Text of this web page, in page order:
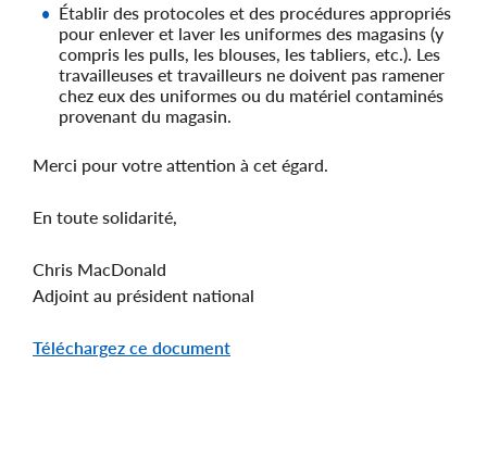
Établir des protocoles et des procédures appropriés
pour enlever et laver les uniformes des magasins (y
compris les pulls, les blouses, les tabliers, etc.). Les
travailleuses et travailleurs ne doivent pas ramener
chez eux des uniformes ou du matériel contaminés
provenant du magasin.
Merci pour votre attention à cet égard.
En toute solidarité,
Chris MacDonald
Adjoint au président national
Téléchargez ce document